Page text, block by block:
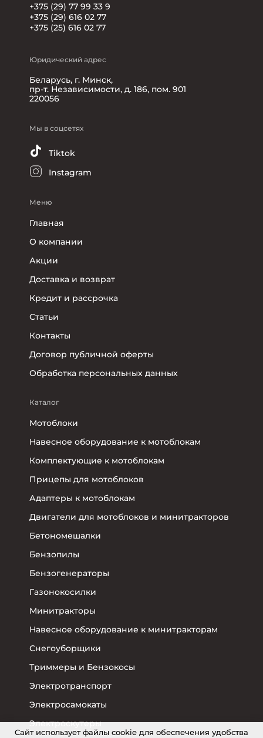
+375 (29) 77 99 33 9
+375 (29) 616 02 77
+375 (25) 616 02 77
Юридический адрес
Беларусь, г. Минск,
пр-т. Независимости, д. 186, пом. 901
220056
Мы в соцсетях
Tiktok
Instagram
Меню
Главная
О компании
Акции
Доставка и возврат
Кредит и рассрочка
Статьи
Контакты
Договор публичной оферты
Обработка персональных данных
Каталог
Мотоблоки
Навесное оборудование к мотоблокам
Комплектующие к мотоблокам
Прицепы для мотоблоков
Адаптеры к мотоблокам
Двигатели для мотоблоков и минитракторов
Бетономешалки
Бензопилы
Бензогенераторы
Газонокосилки
Минитракторы
Навесное оборудование к минитракторам
Снегоуборщики
Триммеры и Бензокосы
Электротранспорт
Электросамокаты
Электроскутеры
Cайт использует файлы cookie для обеспечения удобства